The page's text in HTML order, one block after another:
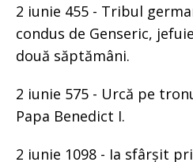
2 iunie 455 - Tribul
condus de Genseric,
două săptămâni.
2 iunie 575 - Urcă pe
Papa Benedict I.
2 iunie 1098 - Ia sfârșit